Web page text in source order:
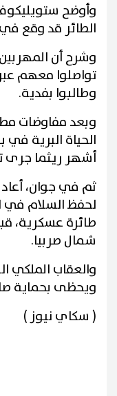
وأوضح
الطائر قد وقع
وشرح أن
تواصلوا معهم
وطالبوا بفدية.
وبعد مفاوضات
الحياة البرية
أشهر ريثما جرى
ثم في جوان،
لحفظ السلام في
طائرة عسكرية،
شمال صربيا.
والعقاب الملكي
ويحظى بحماية
( سكاي نيوز )